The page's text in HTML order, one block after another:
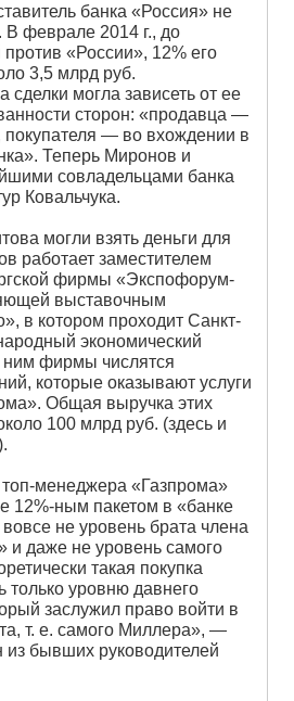
банка «Россия» не
В феврале 2014 г., до
«России», 12% его
3,5 млрд руб.
сделки могла зависеть от ее
сторон: «продавца —
— во вхождении в
Теперь Миронов и
совладельцами банка
Ковальчука.
могли взять деньги для
работает заместителем
фирмы «Экспофорум-
выставочным
в котором проходит Санкт-
экономический
фирмы числятся
которые оказывают услуги
Общая выручка этих
100 млрд руб. (здесь и
менеджера «Газпрома»
12%-ным пакетом в «банке
не уровень брата члена
и даже не уровень самого
такая покупка
только уровню давнего
заслужил право войти в
т. е. самого Миллера», —
бывших руководителей